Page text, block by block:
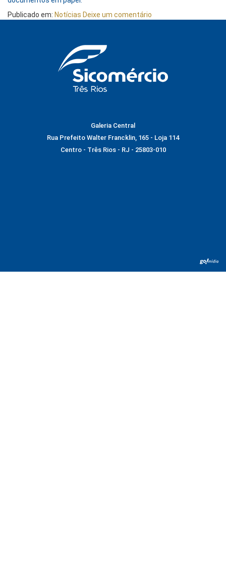
Publicado em: Notícias Deixe um comentário
Galeria Central
Rua Prefeito Walter Francklin, 165 - Loja 114
Centro - Três Rios - RJ - 25803-010